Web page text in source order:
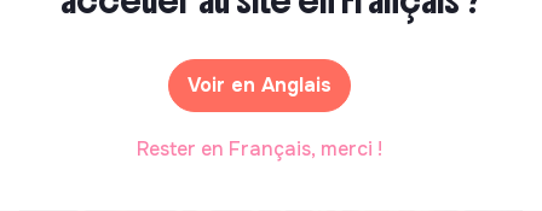
dans ta vie professionnelle ? Découvre les ressources
Voir en Anglais
Rester en Français, merci !